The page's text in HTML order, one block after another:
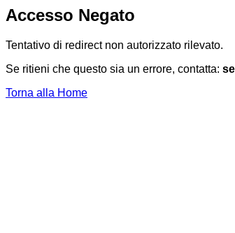
Accesso Negato
Tentativo di redirect non autorizzato rilevato.
Se ritieni che questo sia un errore, contatta:
Torna alla Home